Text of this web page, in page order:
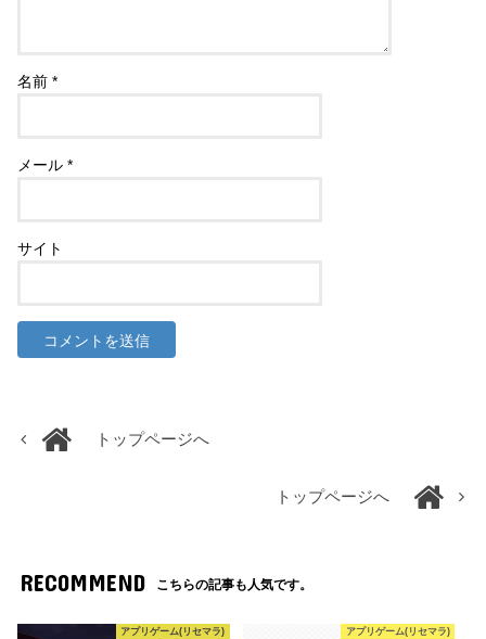
名前*
メール*
サイト
トップページへ
トップページへ
RECOMMEND こちらの記事も人気です。
アプリゲーム(リセマラ) アプリゲーム(リセマラ)